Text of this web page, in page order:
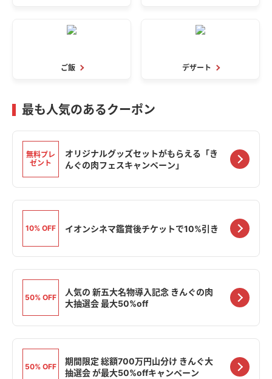
ご飯 デザート
最も人気のあるクーポン
無料プレ
ゼント
オリジナルグッズセットがもらえる「き
んぐの肉フェスキャンペーン」
10% OFF イオンシネマ鑑賞後チケットで10%引き
50% OFF
人気の 新五大名物導入記念 きんぐの肉
大抽選会 最大50%off
50% OFF
期間限定 総額700万円山分け きんぐ大
抽選会 が最大50%offキャンペーン